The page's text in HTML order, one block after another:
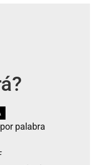
palabra